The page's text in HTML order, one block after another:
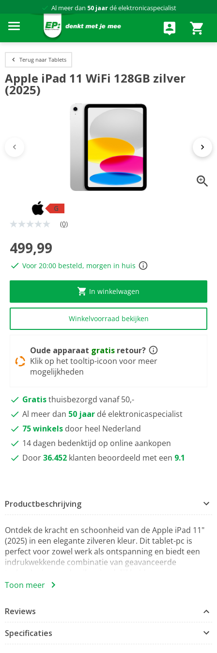
Al meer dan 50 jaardé elektronicaspecialist
Terug naar Tablets
Apple iPad 11 WiFi 128GB zilver
(2025)
Geen
Dezelfde
paginalink.
(0)
499,99
Voor 20:00 besteld, morgen in huis
In winkelwagen
Winkelvoorraad bekijken
Oude apparaat gratis retour?
Klik op het tooltip-icoon voor meer
mogelijkheden
Gratisthuisbezorgd vanaf 50,-
Al meer dan 50 jaar dé elektronicaspecialist
75 winkels door heel Nederland
14 dagen bedenktijd op online aankopen
Door36.452 klanten beoordeeld met een 9.1
G
Productbeschrijving
Ontdek de kracht en schoonheid van de Apple iPad 11"
(2025) in een elegante zilveren kleur. Dit tablet-pc is
perfect voor zowel werk als ontspanning en biedt een
indrukwekkende combinatie van geavanceerde
De iPad beschikt over een prachtig 11 inch Liquid Retina
waardoor alle beelden en video's tot leven komen met
helderheid en levendige kleuren. Dankzij de Multi-
Touchscreen technologie en LED-backlight is het gebruik
van de iPad niet alleen intuïtief, maar ook aangenaam.
Toon meer
Reviews
Specificaties